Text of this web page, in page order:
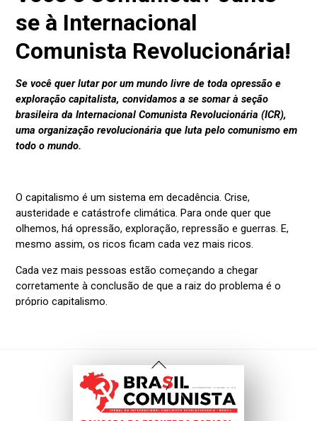
Voltar
Ao
Topo